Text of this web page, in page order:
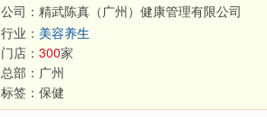
公司：精武陈真（广州）健康管理有限公司
行业： 美容养生
门店： 300家
总部： 广州
标签： 保健